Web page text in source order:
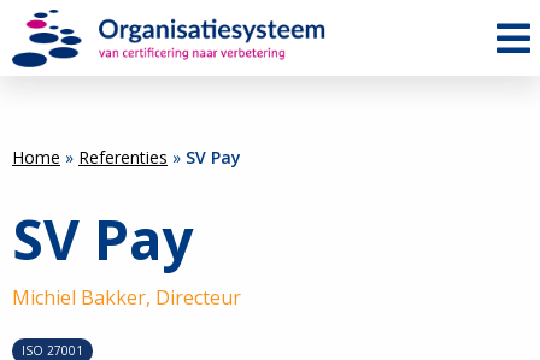
Home » Referenties » SV Pay
SV Pay
Michiel Bakker, Directeur
ISO 27001